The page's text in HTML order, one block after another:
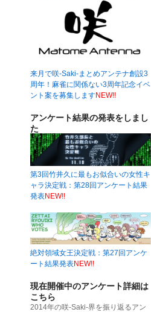
来月で咲-Saki-まとめアンテナ創設3
周年！麻雀に関係ない3周年記念イベ
ント案を募集しますNEW!!
アンケート結果の発表をしまし
た
第3回竹井久に最もお似合いの女性キ
ャラ決定戦：第28回アンケート結果
発表NEW!!
絶対領域女王決定戦：第27回アンケ
ート結果発表NEW!!
現在開催中のアンケート詳細は
こちら
2014年の咲-Saki-界を振り返るアン